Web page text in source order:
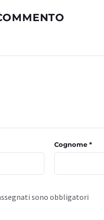
Cognome *
sono obbligatori